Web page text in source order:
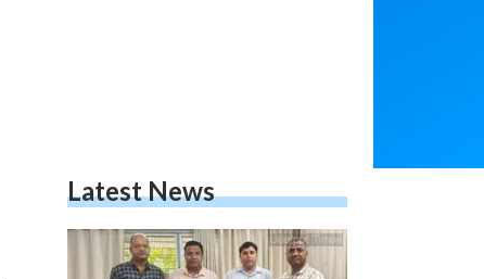
Latest News